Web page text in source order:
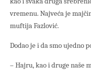
vremenu. Najveća je
muftija Fazlović.
Dodao je i da smo ujedno
– Hajru, kao i druge naše